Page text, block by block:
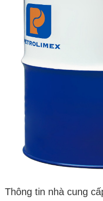
Thông tin nhà cung